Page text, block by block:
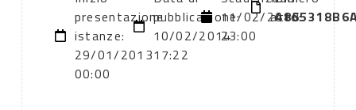
presentazione
istanze:
29/01/2013
00:00
pubblicazione:
10/02/2014
17:22
11/02/2013
23:00
atto: